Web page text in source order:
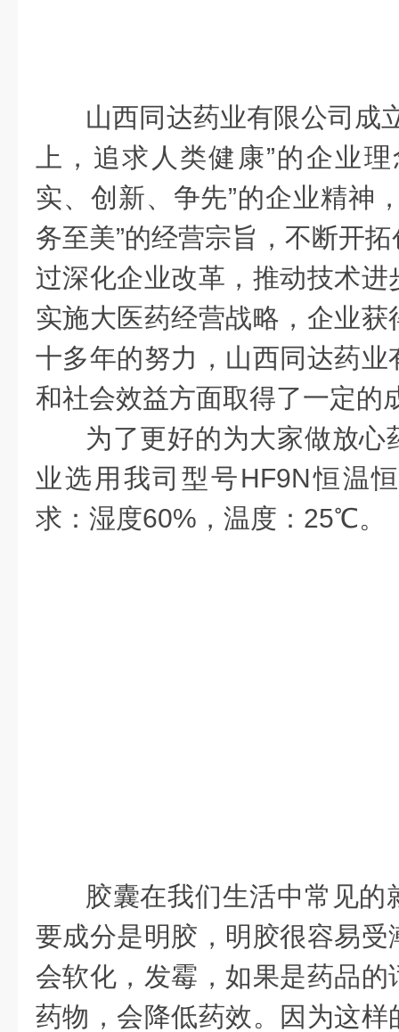
山西同达药业有限公司成
上，追求人类健康”的企业
实、创新、争先”的企业精神
务至美”的经营宗旨，不断开
过深化企业改革，推动技术
实施大医药经营战略，企业
十多年的努力，山西同达药
和社会效益方面取得了一定的
为了更好的为大家做放心
业选用我司型号HF9N恒温
求：湿度60%，温度：25℃。
胶囊在我们生活中常见的
要成分是明胶，明胶很容易
会软化，发霉，如果是药品
药物，会降低药效。因为这